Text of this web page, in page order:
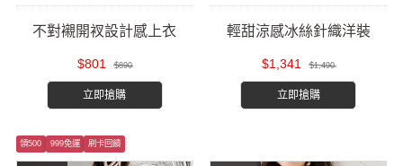
不對襯開衩設計感上衣
$801 $890
立即搶購
輕甜涼感冰絲針織洋裝
$1,341 $1,490
立即搶購
領500 999免運 刷卡回饋